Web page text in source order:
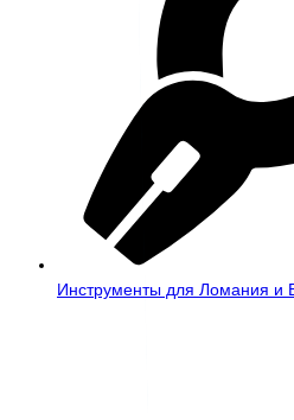
Инструменты для Ломания и